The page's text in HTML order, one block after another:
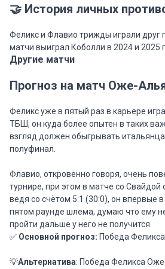
🤝 История личных
Феликс и Флавио трижды играли друг
матчи выиграл Коболли в 2024 и 2025
Другие матчи
Прогноз на матч Оже-
Феликс уже в пятый раз в карьере
ТБШ, он куда более опытен в таких
взгляд должен обыгрывать
полуфинал.
Флавио, откровенно говоря, очень
турнире, при этом в матче со Свайдой
ведя со счётом 5:1 (30:0), он впервые
пятом раунде шлема, думаю что ему
пройти дальше у него не получится.
✅ Основной прогноз: Победа
💡Альтернатива: Победа Феликса